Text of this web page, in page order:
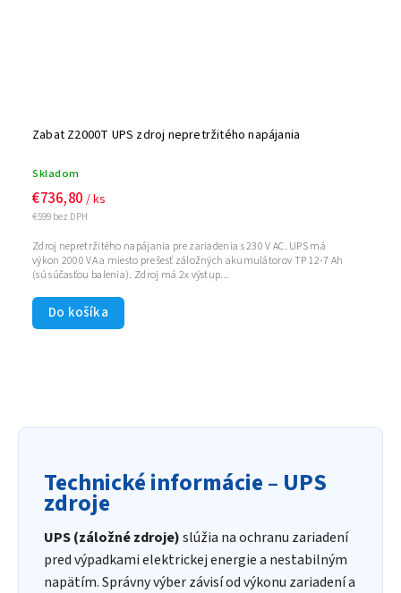
Zabat Z2000T UPS zdroj nepretržitého napájania
Skladom
€599 bez DPH
€736,80 / ks
Do košíka
Zdroj nepretržitého napájania pre zariadenia s 230 V AC. UPS má
výkon 2000 VA a miesto pre šesť záložných akumulátorov TP 12-7 Ah
(sú súčasťou balenia). Zdroj má 2x výstup...
Technické informácie – UPS
zdroje
UPS (záložné zdroje)slúžia na ochranu zariadení
pred výpadkami elektrickej energie a nestabilným
napätím. Správny výber závisí od výkonu zariadení a